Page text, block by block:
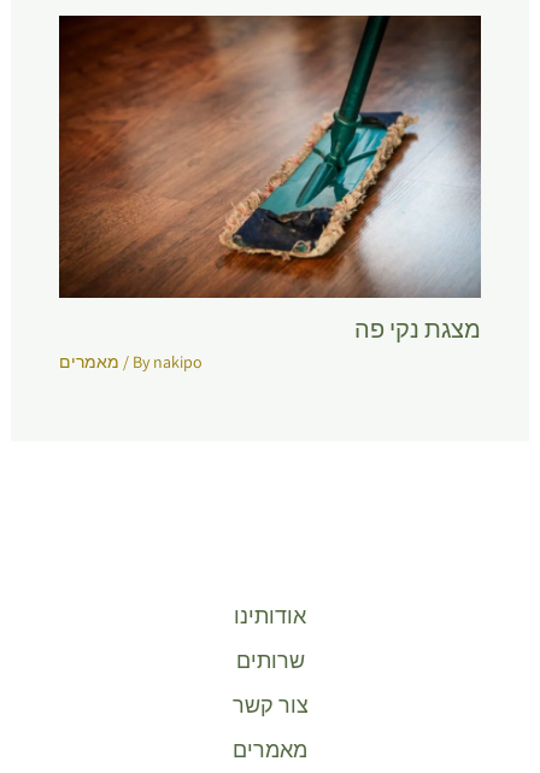
מצגת נקי פה
מאמרים / Bynakipo
אודותינו
שרותים
צור קשר
מאמרים